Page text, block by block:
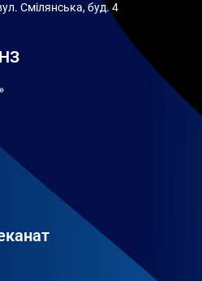
Смілянська, буд. 4